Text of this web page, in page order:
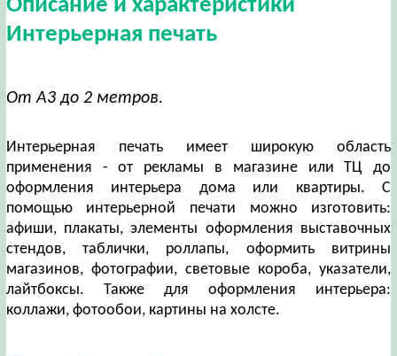
Описание и характеристики
Интерьерная печать
От А3 до 2 метров.
Интерьерная печать имеет широкую область
применения - от рекламы в магазине или ТЦ до
оформления интерьера дома или квартиры. С
помощью интерьерной печати можно изготовить:
афиши, плакаты, элементы оформления выставочных
стендов, таблички, роллапы, оформить витрины
магазинов, фотографии, световые короба, указатели,
лайтбоксы. Также для оформления интерьера:
коллажи, фотообои, картины на холсте.